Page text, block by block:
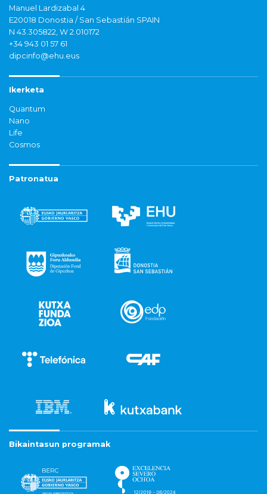
Manuel Lardizabal 4
E20018 Donostia / San Sebastián SPAIN
N 43.305822, W 2.010172
+34 943 01 57 61
dipcinfo@ehu.eus
Ikerketa
Quantum
Nano
Life
Cosmos
Patronatua
Bikaintasun programak